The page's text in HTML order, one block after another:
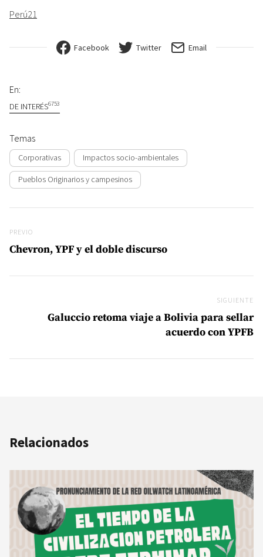
Perú21
Facebook Twitter Email
En:
DE INTERÉS6753
Temas
Corporativas Impactos socio-ambientales
Pueblos Originarios y campesinos
Previo
PREVIO
Chevron, YPF y el doble discurso
SIGUIENTE
Galuccio retoma viaje a Bolivia para sellar
acuerdo con YPFB
Relacionados